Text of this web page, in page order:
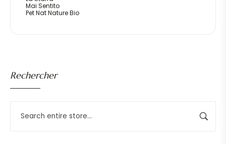
Rechercher
Mai Sentito
Pet Nat Nature Bio